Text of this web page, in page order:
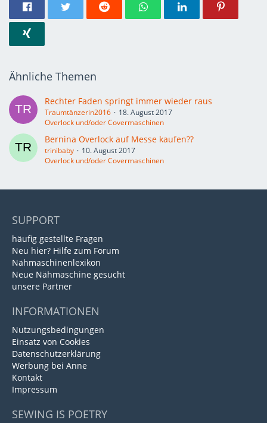
Ähnliche Themen
Rechter Faden springt immer wieder raus
Traumtänzerin2016
18. August 2017
Overlock und/oder Covermaschinen
Bernina Overlock auf Messe kaufen??
trinibaby
10. August 2017
Overlock und/oder Covermaschinen
SUPPORT
häufig gestellte Fragen
Neu hier? Hilfe zum Forum
Nähmaschinenlexikon
Neue Nähmaschine gesucht
unsere Partner
INFORMATIONEN
Nutzungsbedingungen
Einsatz von Cookies
Datenschutzerklärung
Werbung bei Anne
Kontakt
Impressum
SEWING IS POETRY